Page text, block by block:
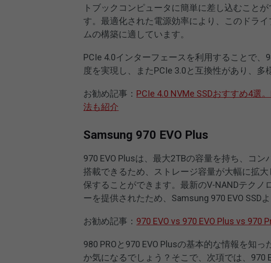
トブックコンピュータに簡単に差し込むこと
す。最適化された電源効率により、このドラ
ムの構築に適しています。
PCIe 4.0インターフェースを利用することで、
度を実現し、またPCIe 3.0と互換性があり、多
お勧め記事： PCIe 4.0 NVMe SSDおすすめ4選
法も紹介
Samsung 970 EVO Plus
970 EVO Plusは、最大2TBの容量を持ち、コ
搭載できるため、ストレージ容量が大幅に拡
保することができます。最新のV-NANDテクノ
ーを提供されたため、Samsung 970 EVO SSDよ
お勧め記事： 970 EVO vs 970 EVO Plus vs 970
980 PROと970 EVO Plusの基本的な情報を知
か気になるでしょう？そこで、次項では、970